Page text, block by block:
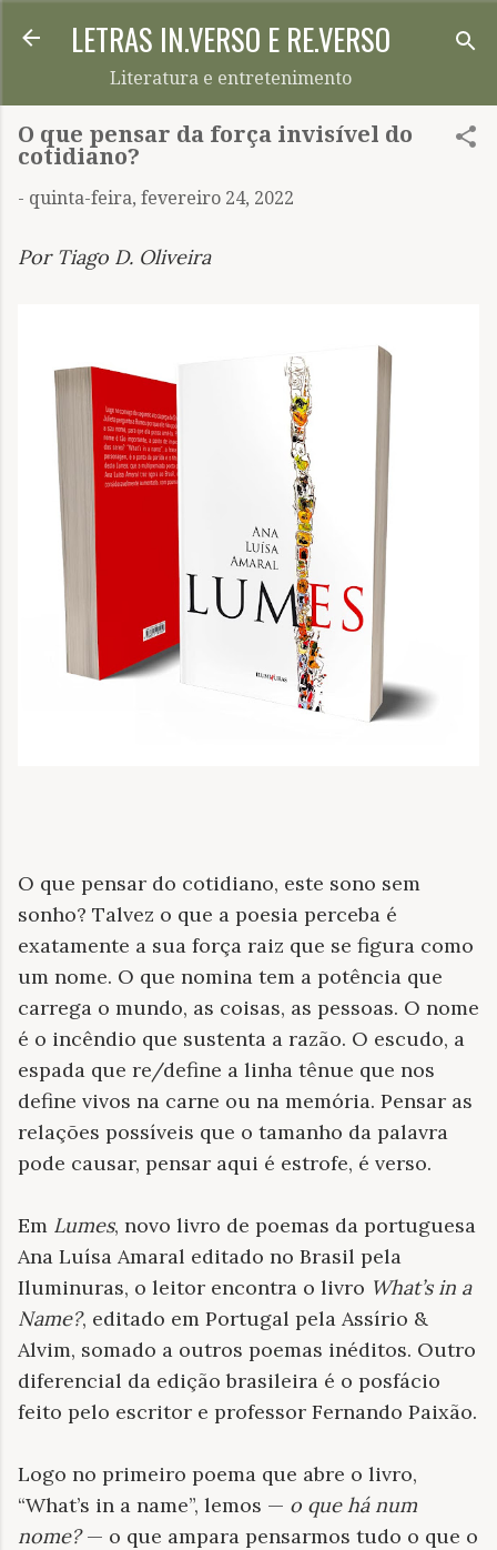
Pular para o conteúdo principal
LETRAS IN.VERSO E RE.VERSO
Literatura e entretenimento
O que pensar da força invisível do
cotidiano?
- quinta-feira, fevereiro 24, 2022
Por Tiago D. Oliveira
O que pensar do cotidiano, este sono sem
sonho? Talvez o que a poesia perceba é
exatamente a sua força raiz que se figura como
um nome. O que nomina tem a potência que
carrega o mundo, as coisas, as pessoas. O nome
é o incêndio que sustenta a razão. O escudo, a
espada que re/define a linha tênue que nos
define vivos na carne ou na memória. Pensar as
relações possíveis que o tamanho da palavra
pode causar, pensar aqui é estrofe, é verso.
Em Lumes, novo livro de poemas da portuguesa
Ana Luísa Amaral editado no Brasil pela
Iluminuras, o leitor encontra o livro What’s in a
Name?, editado em Portugal pela Assírio &
Alvim, somado a outros poemas inéditos. Outro
diferencial da edição brasileira é o posfácio
feito pelo escritor e professor Fernando Paixão.
Logo no primeiro poema que abre o livro,
“What’s in a name”, lemos — o que há num
nome?— o que ampara pensarmos tudo o que o